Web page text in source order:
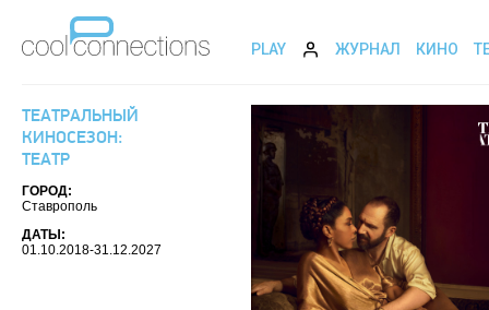
PLAY ЖУРНАЛ КИНО
ТЕАТРАЛЬНЫЙ
КИНОСЕЗОН:
ТЕАТР
ГОРОД:
Ставрополь
ДАТЫ:
01.10.2018-31.12.2027